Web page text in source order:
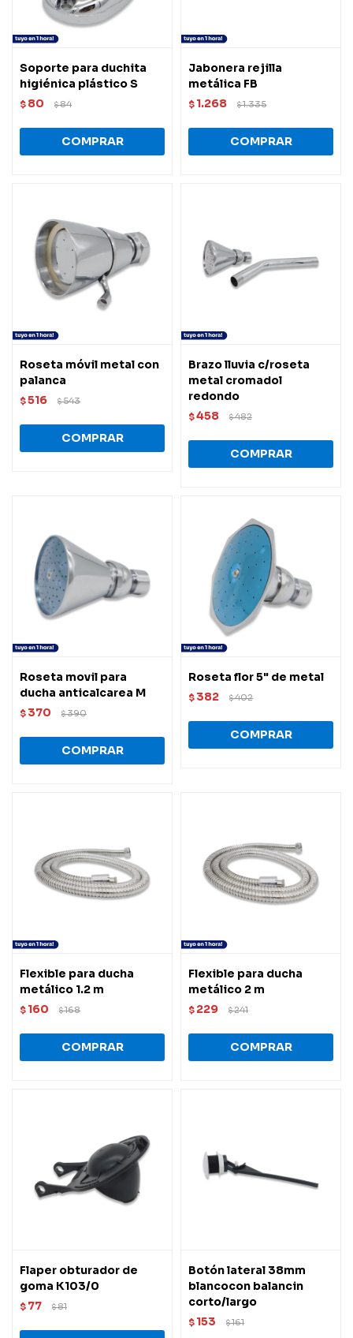
Soporte para duchita
higiénica plástico S
$ 80 $84
Jabonera rejilla
metálica FB
$ 1.268 $1.335
Roseta móvil metal con
palanca
$516 $543
Brazo lluvia c/roseta
metal cromadol
redondo
$458 $482
Roseta movil para
ducha anticalcarea M
$ 370 $390
Roseta flor 5" de metal
$ 382 $402
Flexible para ducha
metálico 1.2 m
$ 160 $168
Flexible para ducha
metálico 2 m
$ 229 $241
Flaper obturador de
goma K103/0
$ 77 $81
Botón lateral 38mm
blancocon balancin
corto/largo
$ 153 $161